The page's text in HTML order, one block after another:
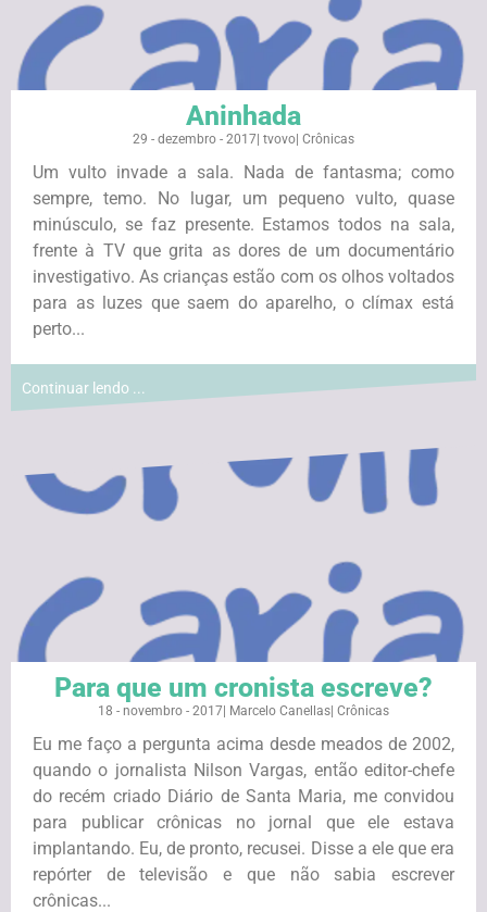
Aninhada
29 - dezembro - 2017 tvovo Crônicas
Um vulto invade a sala. Nada de fantasma; como
sempre, temo. No lugar, um pequeno vulto, quase
minúsculo, se faz presente. Estamos todos na sala,
frente à TV que grita as dores de um documentário
investigativo. As crianças estão com os olhos voltados
para as luzes que saem do aparelho, o clímax está
perto...
Continuar lendo ...
Para que um cronista escreve?
18 - novembro - 2017 Marcelo Canellas Crônicas
Eu me faço a pergunta acima desde meados de 2002,
quando o jornalista Nilson Vargas, então editor-chefe
do recém criado Diário de Santa Maria, me convidou
para publicar crônicas no jornal que ele estava
implantando. Eu, de pronto, recusei. Disse a ele que era
repórter de televisão e que não sabia escrever
crônicas...